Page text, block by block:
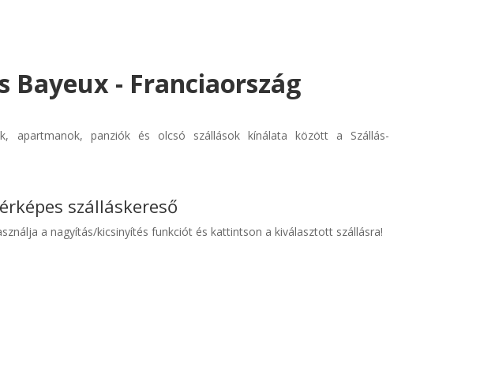
Bayeux - Franciaország
apartmanok, panziók és olcsó szállások kínálata között a Szállás-
szálláskereső
a nagyítás/kicsinyítés funkciót és kattintson a kiválasztott szállásra!